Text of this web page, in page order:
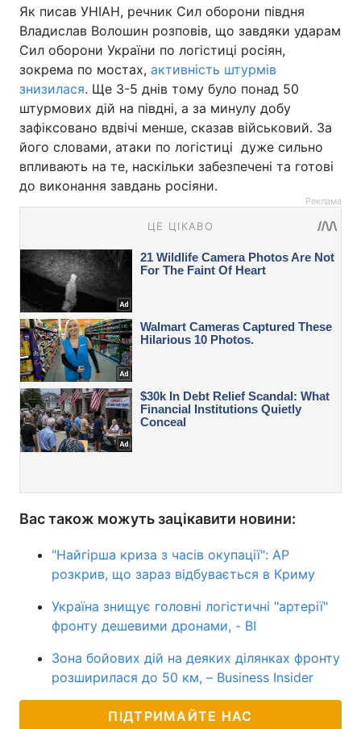
Як писав УНІАН, речник Сил оборони півдня
Владислав Волошин розповів, що завдяки ударам
Сил оборони України по логістиці росіян,
зокрема по мостах, активність штурмів
знизилася. Ще 3-5 днів тому було понад 50
штурмових дій на півдні, а за минулу добу
зафіксовано вдвічі менше, сказав військовий. За
його словами, атаки по логістиці дуже сильно
впливають на те, наскільки забезпечені та готові
до виконання завдань росіяни.
Реклама
Вас також можуть зацікавити новини:
"Найгірша криза з часів окупації": AP
розкрив, що зараз відбувається в Криму
Україна знищує головні логістичні "артерії"
фронту дешевими дронами, - BI
Зона бойових дій на деяких ділянках фронту
розширилася до 50 км, – Business Insider
ПІДТРИМАЙТЕ НАС